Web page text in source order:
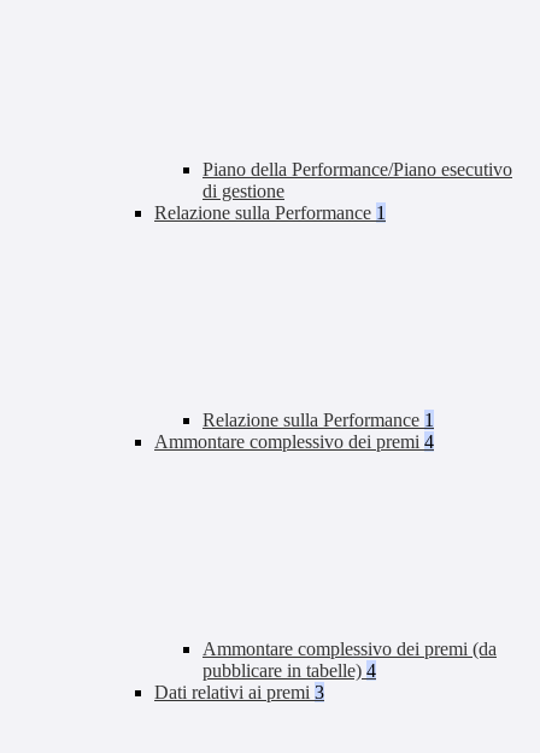
Piano della Performance/Piano esecutivo
di gestione
Relazione sulla Performance 1
Relazione sulla Performance 1
Ammontare complessivo dei premi 4
Ammontare complessivo dei premi (da
pubblicare in tabelle) 4
Dati relativi ai premi 3